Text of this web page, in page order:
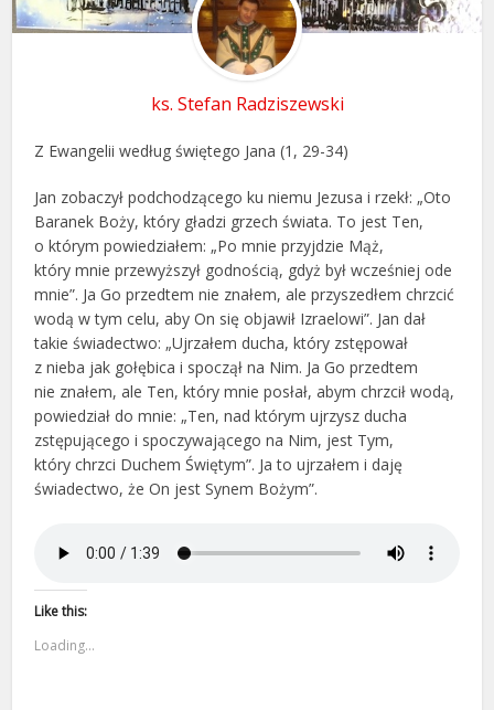
ks. Stefan Radziszewski
Z Ewangelii według świętego Jana (1, 29-34)
Jan zobaczył podchodzącego ku niemu Jezusa i rzekł: „Oto
Baranek Boży, który gładzi grzech świata. To jest Ten,
o którym powiedziałem: „Po mnie przyjdzie Mąż,
który mnie przewyższył godnością, gdyż był wcześniej ode
mnie”. Ja Go przedtem nie znałem, ale przyszedłem chrzcić
wodą w tym celu, aby On się objawił Izraelowi”. Jan dał
takie świadectwo: „Ujrzałem ducha, który zstępował
z nieba jak gołębica i spoczął na Nim. Ja Go przedtem
nie znałem, ale Ten, który mnie posłał, abym chrzcił wodą,
powiedział do mnie: „Ten, nad którym ujrzysz ducha
zstępującego i spoczywającego na Nim, jest Tym,
który chrzci Duchem Świętym”. Ja to ujrzałem i daję
świadectwo, że On jest Synem Bożym”.
Like this:
Loading...